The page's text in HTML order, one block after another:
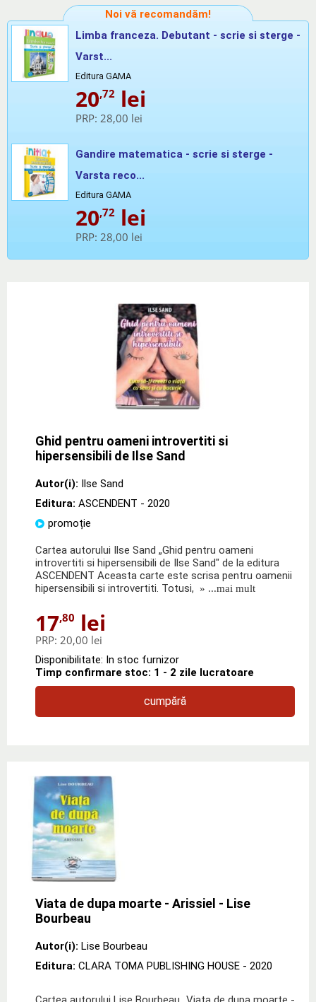
Noi vă recomandăm!
Limba franceza. Debutant - scrie si sterge -
Varst...
Editura GAMA
20,72 lei
PRP: 28,00 lei
Gandire matematica - scrie si sterge -
Varsta reco...
Editura GAMA
20,72 lei
PRP: 28,00 lei
Ghid pentru oameni introvertiti si
hipersensibili de Ilse Sand
Autor(i): Ilse Sand
Editura: ASCENDENT - 2020
promoție
Cartea autorului Ilse Sand „Ghid pentru oameni
introvertiti si hipersensibili de Ilse Sand" de la editura
ASCENDENT Aceasta carte este scrisa pentru oamenii
hipersensibili si introvertiti. Totusi, » ...mai mult
17,80 lei
PRP: 20,00 lei
Disponibilitate: In stoc furnizor
Timp confirmare stoc: 1 - 2 zile lucratoare
cumpără
Viata de dupa moarte - Arissiel - Lise
Bourbeau
Autor(i): Lise Bourbeau
Editura: CLARA TOMA PUBLISHING HOUSE - 2020